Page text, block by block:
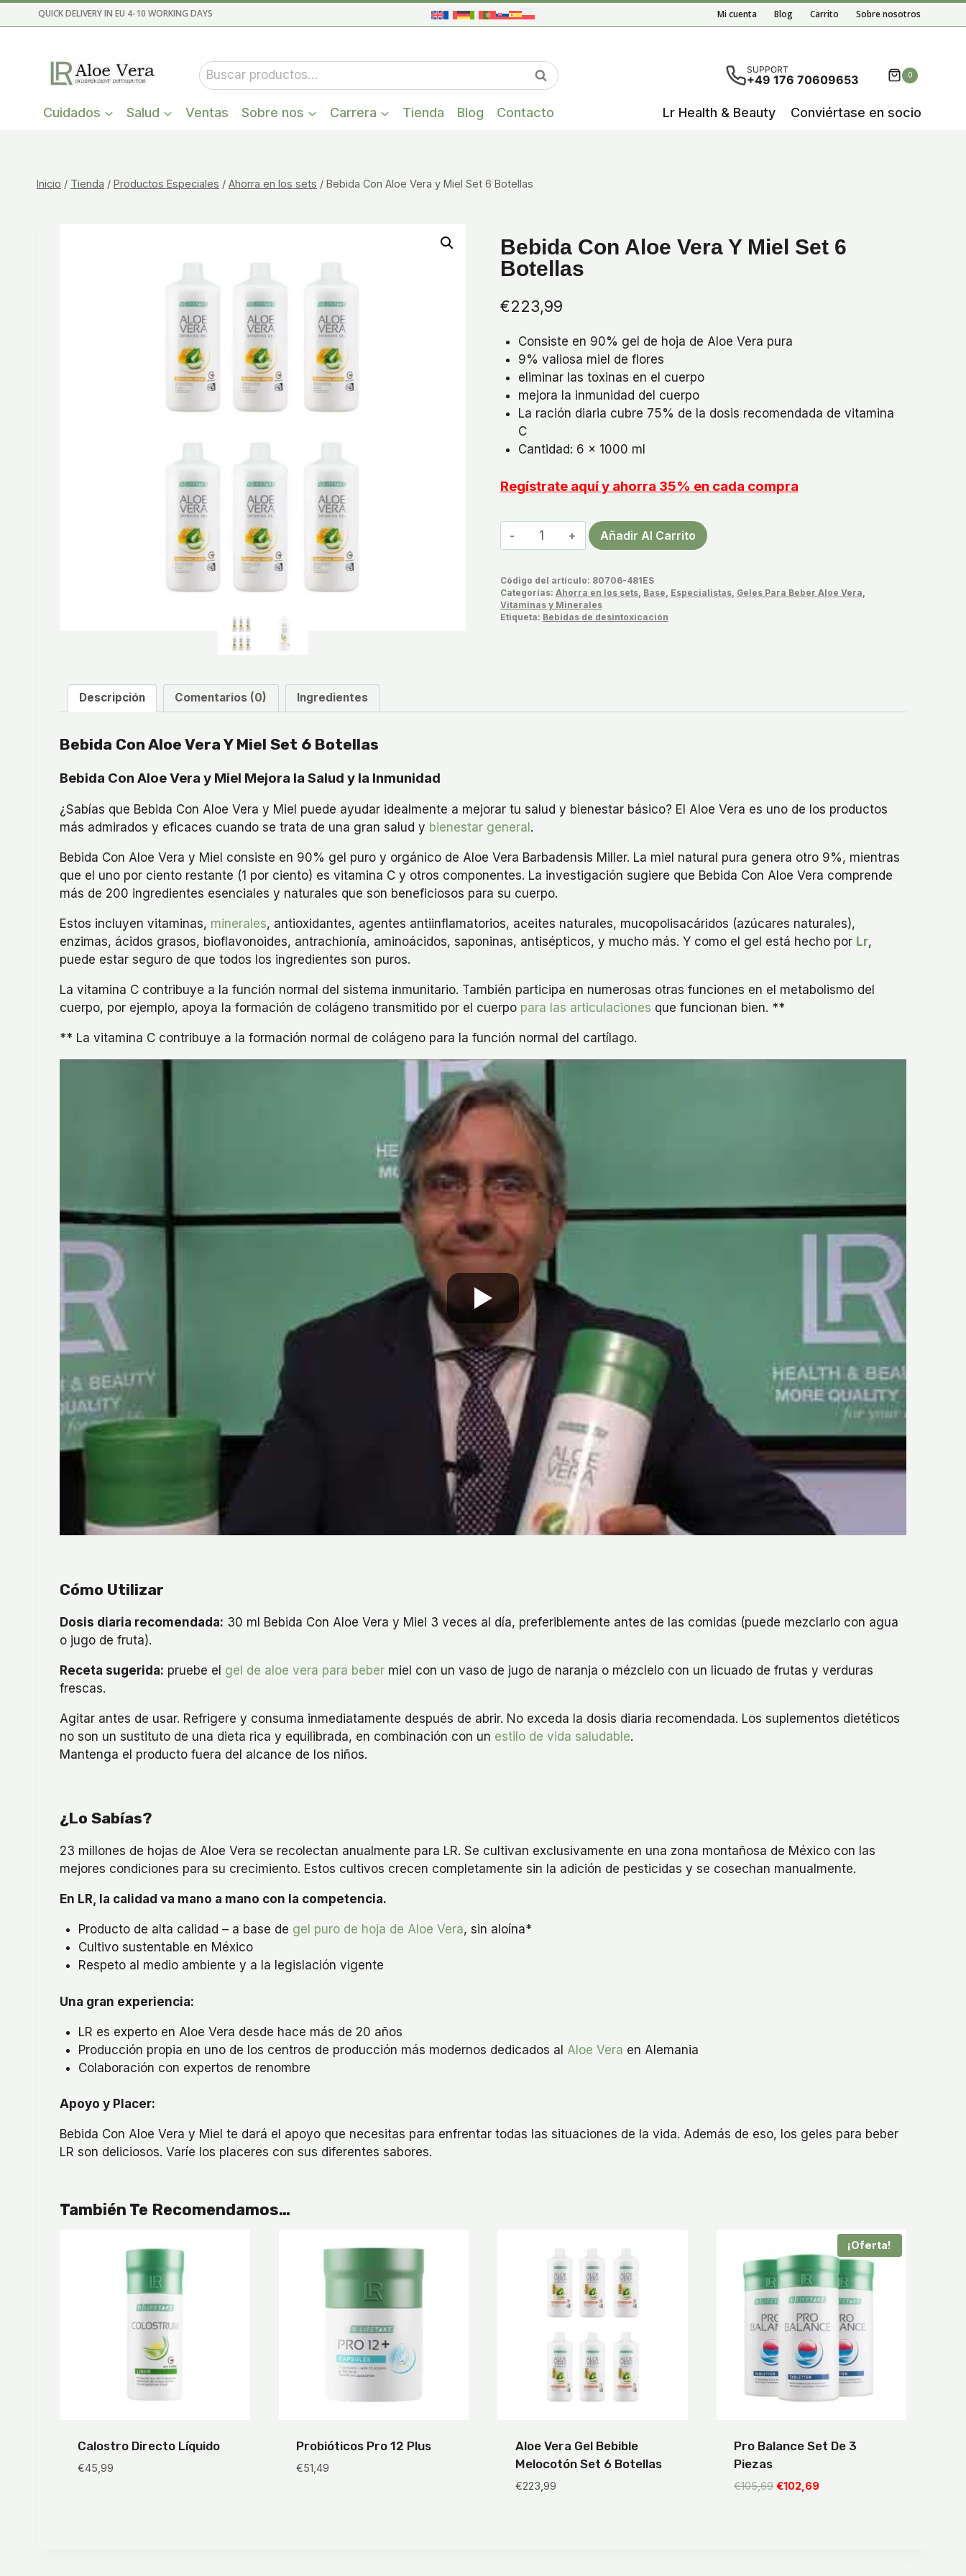
al
QUICK DELIVERY IN EU 4-10 WORKING DAYS Mi cuenta Blog Carrito Sobre nosotros
Buscar
por:
BuscarCuando hay resultados autocompletados, puedes utilizar las
SUPPORT
+49 176 70609653 0
Cuidados Salud Ventas Sobre nos Carrera Tienda Blog Contacto Lr Health & Beauty Conviértase en socio
Inicio / Tienda / Productos Especiales / Ahorra en los sets / Bebida Con Aloe Vera y Miel Set 6 Botellas
Bebida Con Aloe Vera Y Miel Set 6
Botellas
€223,99
Consiste en 90% gel de hoja de Aloe Vera pura
9% valiosa miel de flores
eliminar las toxinas en el cuerpo
mejora la inmunidad del cuerpo
La ración diaria cubre 75% de la dosis recomendada de vitamina
C
Cantidad: 6 x 1000 ml
Regístrate aquí y ahorra 35% en cada compra
Bebida
Con
Vera
y
Miel
Añadir Al Carrito
Código del artículo: 80706-481ES
Categorías: Ahorra en los sets, Base, Especialistas, Geles Para Beber Aloe Vera,
Vitaminas y Minerales
Etiqueta: Bebidas de desintoxicación
Descripción Comentarios (0) Ingredientes
Bebida Con Aloe Vera Y Miel Set 6 Botellas
Bebida Con Aloe Vera y Miel Mejora la Salud y la Inmunidad
¿Sabías que Bebida Con Aloe Vera y Miel puede ayudar idealmente a mejorar tu salud y bienestar básico? El Aloe Vera es uno de los productos
más admirados y eficaces cuando se trata de una gran salud y bienestar general.
Bebida Con Aloe Vera y Miel consiste en 90% gel puro y orgánico de Aloe Vera Barbadensis Miller. La miel natural pura genera otro 9%, mientras
que el uno por ciento restante (1 por ciento) es vitamina C y otros componentes. La investigación sugiere que Bebida Con Aloe Vera comprende
más de 200 ingredientes esenciales y naturales que son beneficiosos para su cuerpo.
Estos incluyen vitaminas, minerales, antioxidantes, agentes antiinflamatorios, aceites naturales, mucopolisacáridos (azúcares naturales),
enzimas, ácidos grasos, bioflavonoides, antrachionía, aminoácidos, saponinas, antisépticos, y mucho más. Y como el gel está hecho por Lr,
puede estar seguro de que todos los ingredientes son puros.
La vitamina C contribuye a la función normal del sistema inmunitario. También participa en numerosas otras funciones en el metabolismo del
cuerpo, por ejemplo, apoya la formación de colágeno transmitido por el cuerpo para las articulaciones que funcionan bien. **
** La vitamina C contribuye a la formación normal de colágeno para la función normal del cartílago.
Cómo Utilizar
Dosis diaria recomendada: 30 ml Bebida Con Aloe Vera y Miel 3 veces al día, preferiblemente antes de las comidas (puede mezclarlo con agua
o jugo de fruta).
Receta sugerida: pruebe el gel de aloe vera para beber miel con un vaso de jugo de naranja o mézclelo con un licuado de frutas y verduras
frescas.
Agitar antes de usar. Refrigere y consuma inmediatamente después de abrir. No exceda la dosis diaria recomendada. Los suplementos dietéticos
no son un sustituto de una dieta rica y equilibrada, en combinación con un estilo de vida saludable.
Mantenga el producto fuera del alcance de los niños.
¿Lo Sabías?
23 millones de hojas de Aloe Vera se recolectan anualmente para LR. Se cultivan exclusivamente en una zona montañosa de México con las
mejores condiciones para su crecimiento. Estos cultivos crecen completamente sin la adición de pesticidas y se cosechan manualmente.
En LR, la calidad va mano a mano con la competencia.
Producto de alta calidad – a base de gel puro de hoja de Aloe Vera, sin aloína*
Cultivo sustentable en México
Respeto al medio ambiente y a la legislación vigente
Una gran experiencia:
LR es experto en Aloe Vera desde hace más de 20 años
Producción propia en uno de los centros de producción más modernos dedicados al Aloe Vera en Alemania
Colaboración con expertos de renombre
Apoyo y Placer:
Bebida Con Aloe Vera y Miel te dará el apoyo que necesitas para enfrentar todas las situaciones de la vida. Además de eso, los geles para beber
LR son deliciosos. Varíe los placeres con sus diferentes sabores.
También Te Recomendamos…
Calostro Directo Líquido
€45,99
Probióticos Pro 12 Plus
€51,49
Aloe Vera Gel Bebible
Melocotón Set 6 Botellas
€223,99
¡Oferta!
Pro Balance Set De 3
Piezas
€105,69 El
€102,69El
Aloe
Vera
Miel
Set
Botellas